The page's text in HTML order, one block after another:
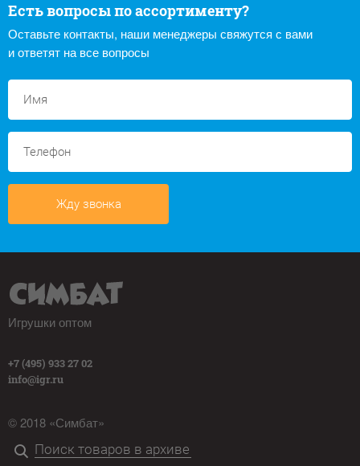
Есть вопросы по ассортименту?
Оставьте контакты, наши менеджеры свяжутся с вами
и ответят на все вопросы
Жду звонка
Игрушки оптом
+7 (495) 933 27 02
info@igr.ru
© 2018 «Симбат»